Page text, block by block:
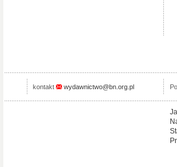
kontakt wydawnictwo@bn.org.pl